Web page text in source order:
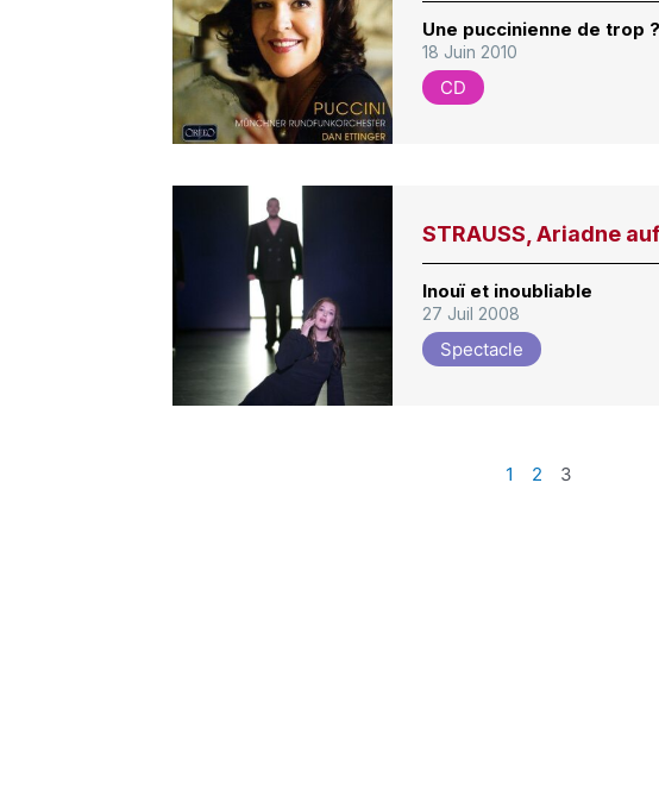
Une puccinienne de trop ?
18 Juin 2010
CD
STRAUSS, Ariadne
Inouï et inoubliable
27 Juil 2008
Spectacle
1 2 3